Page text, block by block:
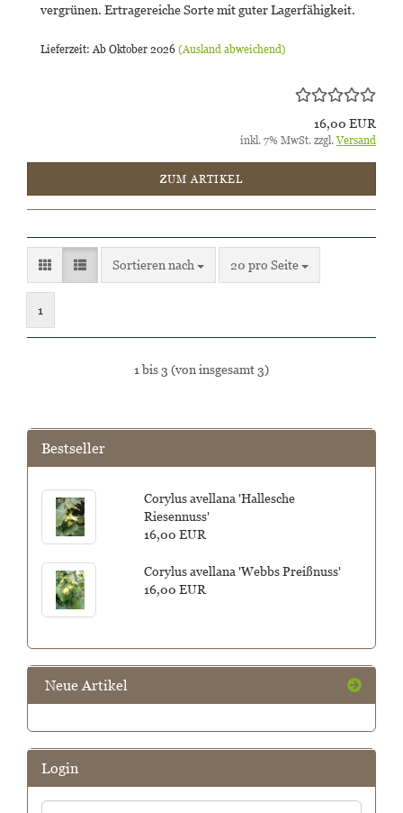
vergrünen. Ertragereiche Sorte mit guter Lagerfähigkeit.
Lieferzeit: Ab Oktober 2026 (Ausland abweichend)
16,00 EUR
inkl. 7% MwSt. zzgl.Versand
ZUM ARTIKEL
Sortieren nach
Sortieren nach 20 pro Seite
pro Seite
1
1 bis 3 (von insgesamt 3)
Bestseller
Corylus avellana 'Hallesche
Riesennuss'
16,00 EUR
Corylus avellana 'Webbs Preißnuss'
16,00 EUR
Neue Artikel
Login